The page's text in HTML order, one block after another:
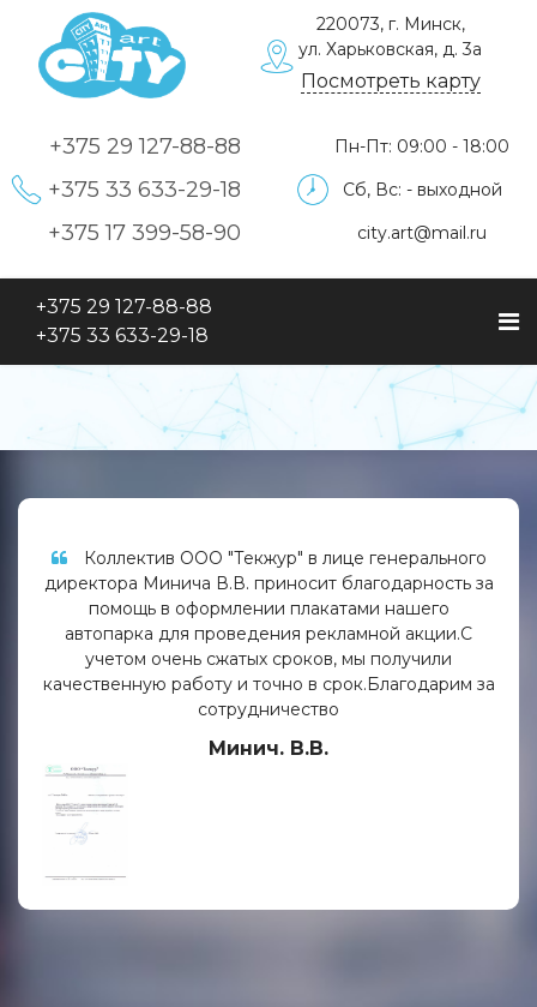
220073, г. Минск,
ул. Харьковская, д. 3а
Посмотреть карту
+375 29127-88-88
+375 33 633-29-18
+375 17 399-58-90
Пн-Пт: 09:00 - 18:00
Сб, Вс: - выходной
city.art@mail.ru
+375 29 127-88-88
+375 33 633-29-18
Коллектив ООО "Текжур" в лице генерального
директора Минича В.В. приносит благодарность за
помощь в оформлении плакатами нашего
автопарка для проведения рекламной акции.С
учетом очень сжатых сроков, мы получили
качественную работу и точно в срок.Благодарим за
сотрудничество
Минич. В.В.